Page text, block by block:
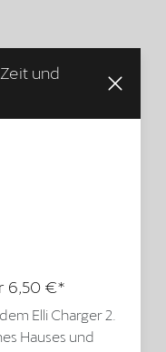
und
6,50 €*
Elli Charger 2.
Hauses und